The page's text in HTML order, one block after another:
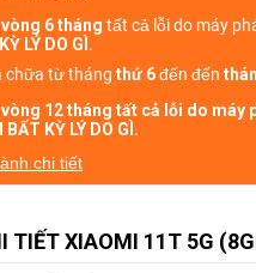
6 tháng tất cả lỗi do máy
LÝ DO GÌ .
chữa từ tháng thứ 6đến đến
12 tháng tất cả lỗi do máy
BẤT KỲ LÝ DO GÌ.
chi tiết
TIẾT XIAOMI 11T 5G